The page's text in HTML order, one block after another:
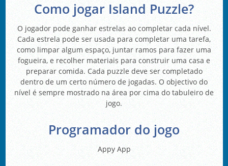
Como jogar Island Puzzle?
O jogador pode ganhar estrelas ao completar cada nível.
Cada estrela pode ser usada para completar uma tarefa,
como limpar algum espaço, juntar ramos para fazer uma
fogueira, e recolher materiais para construir uma casa e
preparar comida. Cada puzzle deve ser completado
dentro de um certo número de jogadas. O objectivo do
nível é sempre mostrado na área por cima do tabuleiro de
jogo.
Programador do jogo
Appy App